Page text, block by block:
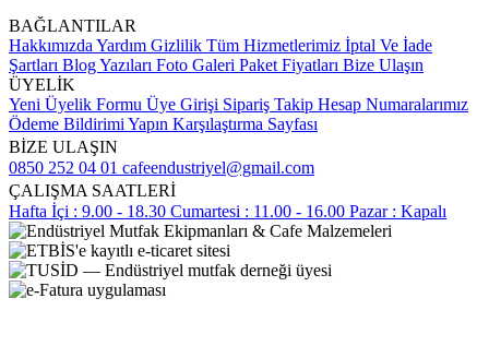
BAĞLANTILAR
Hakkımızda Yardım Gizlilik Tüm Hizmetlerimiz İptal Ve İade
Şartları Blog Yazıları Foto Galeri Paket Fiyatları Bize Ulaşın
ÜYELİK
Yeni Üyelik Formu Üye Girişi Sipariş Takip Hesap Numaralarımız
Ödeme Bildirimi Yapın Karşılaştırma Sayfası
BİZE ULAŞIN
0850 252 04 01 cafeendustriyel@gmail.com
ÇALIŞMA SAATLERİ
Hafta İçi : 9.00 - 18.30 Cumartesi : 11.00 - 16.00 Pazar : Kapalı